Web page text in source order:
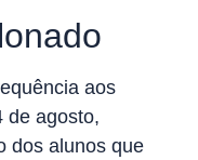
aos
de agosto,
dos alunos que